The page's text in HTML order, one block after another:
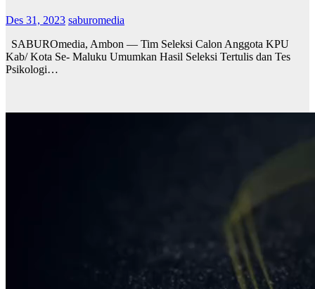
Des 31, 2023 saburomedia
SABUROmedia, Ambon — Tim Seleksi Calon Anggota KPU
Kab/ Kota Se- Maluku Umumkan Hasil Seleksi Tertulis dan Tes
Psikologi…